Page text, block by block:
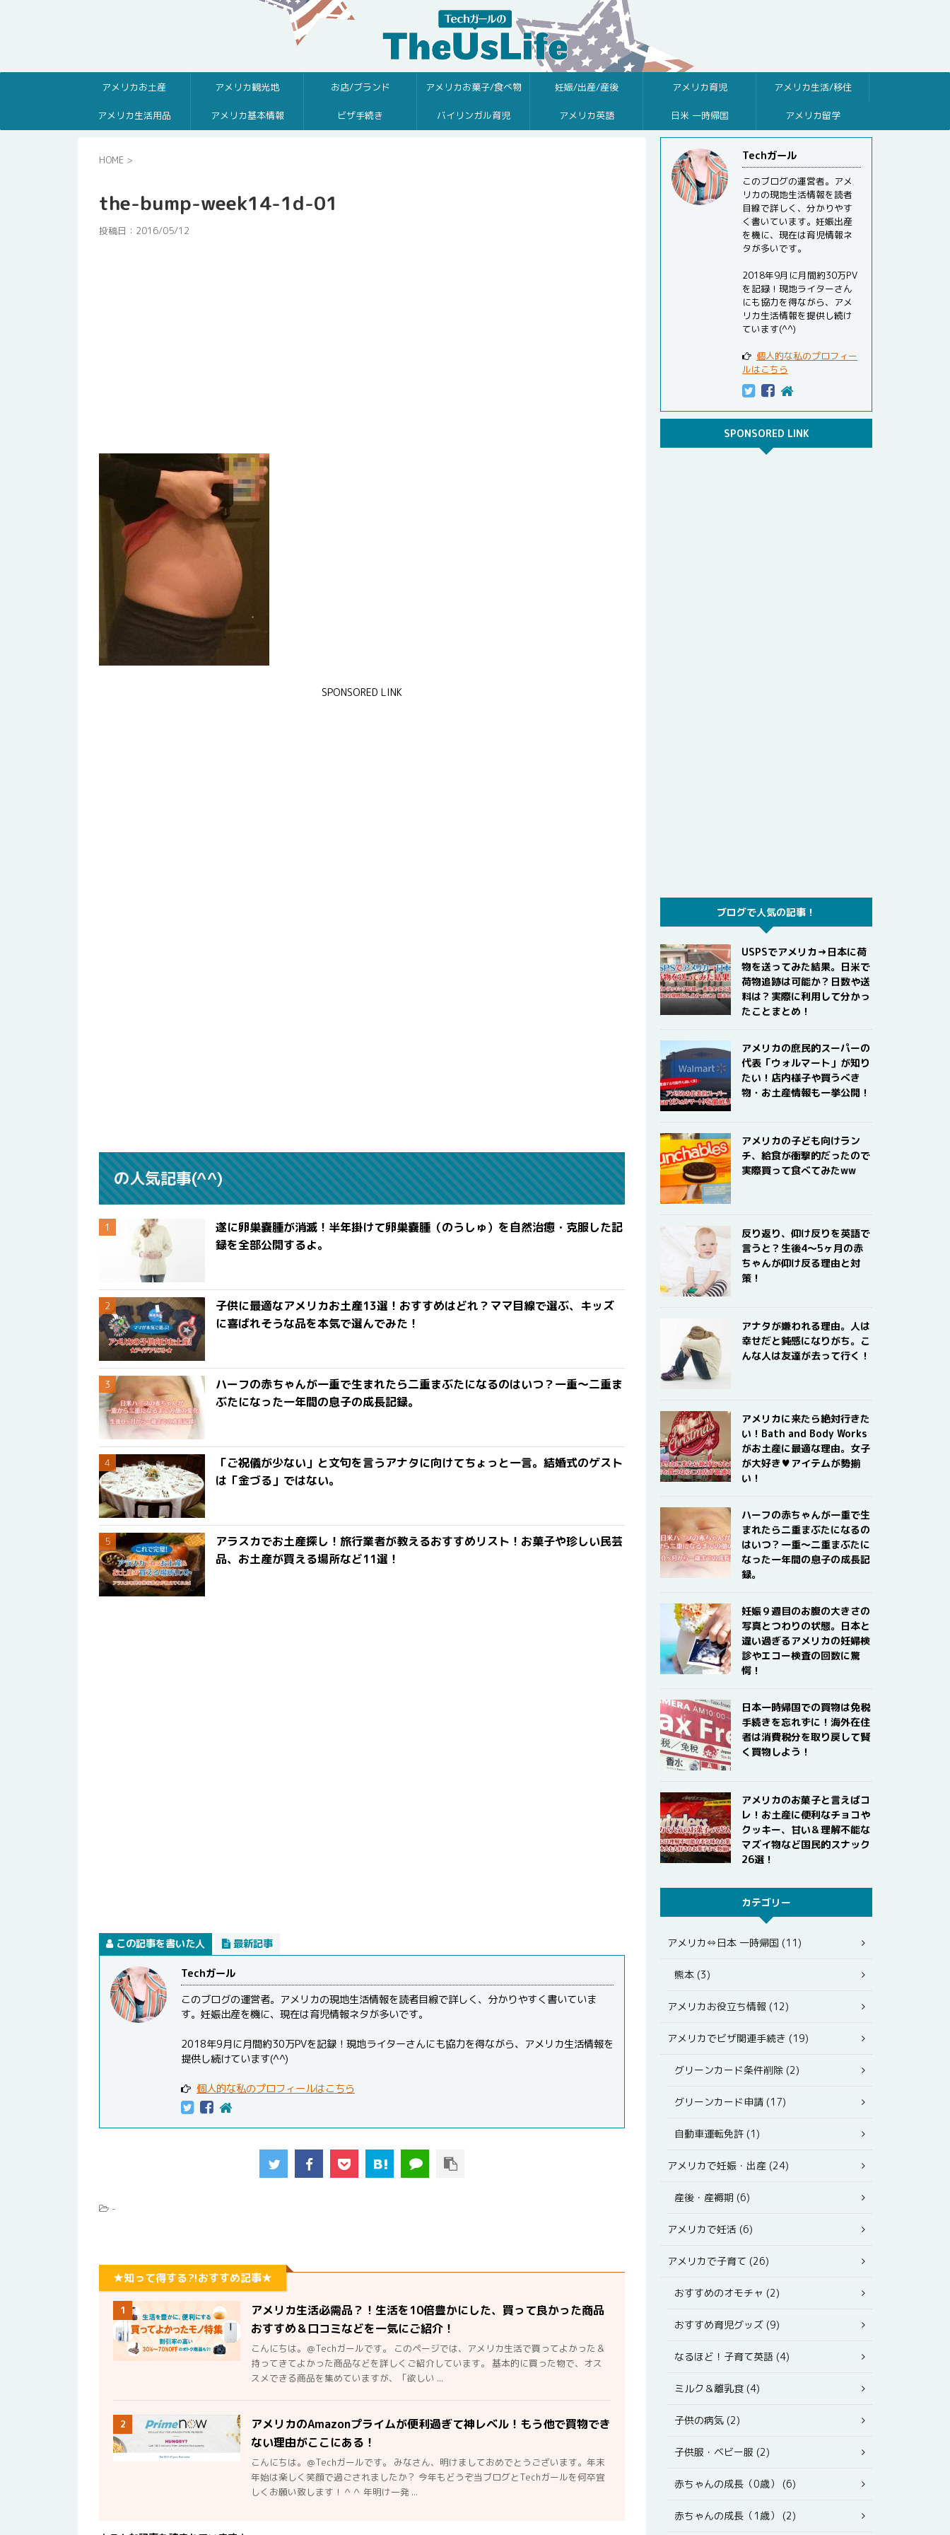
アメリカお土産 アメリカ観光地 お店/ブランド アメリカお菓子/食べ物 妊娠/出産/産後 アメリカ育児 アメリカ生活/移住
アメリカ生活用品 アメリカ基本情報 ビザ手続き バイリンガル育児 アメリカ英語 日米 一時帰国 アメリカ留学
HOME >
the-bump-week14-1d-01
投稿日： 2016/05/12
SPONSORED LINK
の人気記事(^^)
遂に卵巣嚢腫が消滅！半年掛けて卵巣嚢腫（のうしゅ）を自然治癒・克服した記
録を全部公開するよ。
子供に最適なアメリカお土産13選！おすすめはどれ？ママ目線で選ぶ、キッズ
に喜ばれそうな品を本気で選んでみた！
ハーフの赤ちゃんが一重で生まれたら二重まぶたになるのはいつ？一重〜二重ま
ぶたになった一年間の息子の成長記録。
「ご祝儀が少ない」と文句を言うアナタに向けてちょっと一言。結婚式のゲスト
は「金づる」ではない。
アラスカでお土産探し！旅行業者が教えるおすすめリスト！お菓子や珍しい民芸
品、お土産が買える場所など11選！
この記事を書いた人 最新記事
Techガール
このブログの運営者。アメリカの現地生活情報を読者目線で詳しく、分かりやすく書いていま
す。妊娠出産を機に、現在は育児情報ネタが多いです。
2018年9月に月間約30万PVを記録！現地ライターさんにも協力を得ながら、アメリカ生活情報を
提供し続けています(^^)
個人的な私のプロフィールはこちら
-
★知って得する?!おすすめ記事★
1
アメリカ生活必需品？！生活を10倍豊かにした、買って良かった商品
おすすめ＆口コミなどを一気にご紹介！
こんにちは。＠Techガールです。 このページでは、アメリカ生活で買ってよかった＆
持ってきてよかった商品などを詳しくご紹介しています。 基本的に買った物で、オス
スメできる商品を集めていますが、「欲しい ...
2
アメリカのAmazonプライムが便利過ぎて神レベル！もう他で買物でき
ない理由がここにある！
こんにちは。＠Techガールです。 みなさん、明けましておめでとうございます。年末
年始は楽しく笑顔で過ごされましたか？ 今年もどうぞ当ブログとTechガールを何卒宜
しくお願い致します！＾＾ 年明け一発 ...
Techガール
このブログの運営者。アメ
リカの現地生活情報を読者
目線で詳しく、分かりやす
く書いています。妊娠出産
を機に、現在は育児情報ネ
タが多いです。
2018年9月に月間約30万PV
を記録！現地ライターさん
にも協力を得ながら、アメ
リカ生活情報を提供し続け
ています(^^)
個人的な私のプロフィー
ルはこちら
SPONSORED LINK
ブログで人気の記事！
USPSでアメリカ→日本に荷
物を送ってみた結果。日米で
荷物追跡は可能か？日数や送
料は？実際に利用して分かっ
たことまとめ！
アメリカの庶民的スーパーの
代表「ウォルマート」が知り
たい！店内様子や買うべき
物・お土産情報も一挙公開！
アメリカの子ども向けラン
チ、給食が衝撃的だったので
実際買って食べてみたww
反り返り、仰け反りを英語で
言うと？生後4〜5ヶ月の赤
ちゃんが仰け反る理由と対
策！
アナタが嫌われる理由。人は
幸せだと鈍感になりがち。こ
んな人は友達が去って行く！
アメリカに来たら絶対行きた
い！Bath and Body Works
がお土産に最適な理由。女子
が大好き♥アイテムが勢揃
い！
ハーフの赤ちゃんが一重で生
まれたら二重まぶたになるの
はいつ？一重〜二重まぶたに
なった一年間の息子の成長記
録。
妊娠９週目のお腹の大きさの
写真とつわりの状態。日本と
違い過ぎるアメリカの妊婦検
診やエコー検査の回数に驚
愕！
日本一時帰国での買物は免税
手続きを忘れずに！海外在住
者は消費税分を取り戻して賢
く買物しよう！
アメリカのお菓子と言えばコ
レ！お土産に便利なチョコや
クッキー、甘い＆理解不能な
マズイ物など国民的スナック
26選！
カテゴリー
アメリカ⇔日本 一時帰国 (11)
熊本 (3)
アメリカお役立ち情報 (12)
アメリカでビザ関連手続き (19)
グリーンカード条件削除 (2)
グリーンカード申請 (17)
自動車運転免許 (1)
アメリカで妊娠・出産 (24)
産後・産褥期 (6)
アメリカで妊活 (6)
アメリカで子育て (26)
おすすめのオモチャ (2)
おすすめ育児グッズ (9)
なるほど！子育て英語 (4)
ミルク＆離乳食 (4)
子供の病気 (2)
子供服・ベビー服 (2)
赤ちゃんの成長（0歳） (6)
赤ちゃんの成長（1歳） (2)